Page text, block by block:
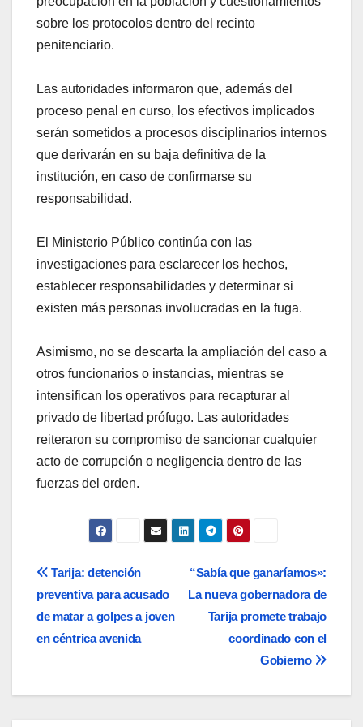
sobre los protocolos dentro del recinto
penitenciario.
Las autoridades informaron que, además del
proceso penal en curso, los efectivos implicados
serán sometidos a procesos disciplinarios internos
que derivarán en su baja definitiva de la
institución, en caso de confirmarse su
responsabilidad.
El Ministerio Público continúa con las
investigaciones para esclarecer los hechos,
establecer responsabilidades y determinar si
existen más personas involucradas en la fuga.
Asimismo, no se descarta la ampliación del caso a
otros funcionarios o instancias, mientras se
intensifican los operativos para recapturar al
privado de libertad prófugo. Las autoridades
reiteraron su compromiso de sancionar cualquier
acto de corrupción o negligencia dentro de las
fuerzas del orden.
Navegación
de
entradas
“Sabía que ganaríamos»:
La nueva gobernadora de
Tarija promete trabajo
coordinado con el
Gobierno
Tarija: detención
preventiva para acusado
de matar a golpes a joven
en céntrica avenida